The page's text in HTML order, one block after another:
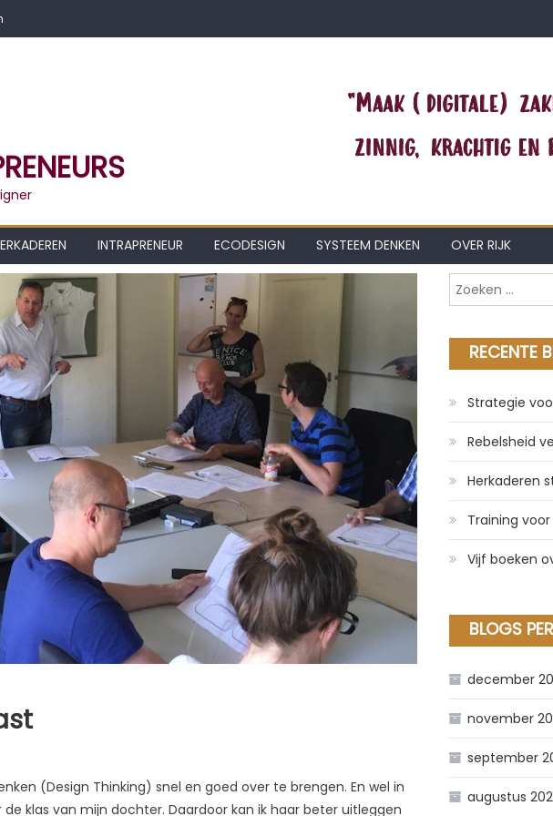
INTRAPRENEUR ECODESIGN SYSTEEM DENKEN OVER RIJK
denken
toegepast
(Design Thinking) snel en goed over te brengen. En wel in
klas van mijn dochter. Daardoor kan ik haar beter uitleggen
Zoeken
naar:
RECENTE
Strategie
Rebelsheid
Herkaderen
Training voor
Vijf boeken
BLOGS
december
november
september
augustus